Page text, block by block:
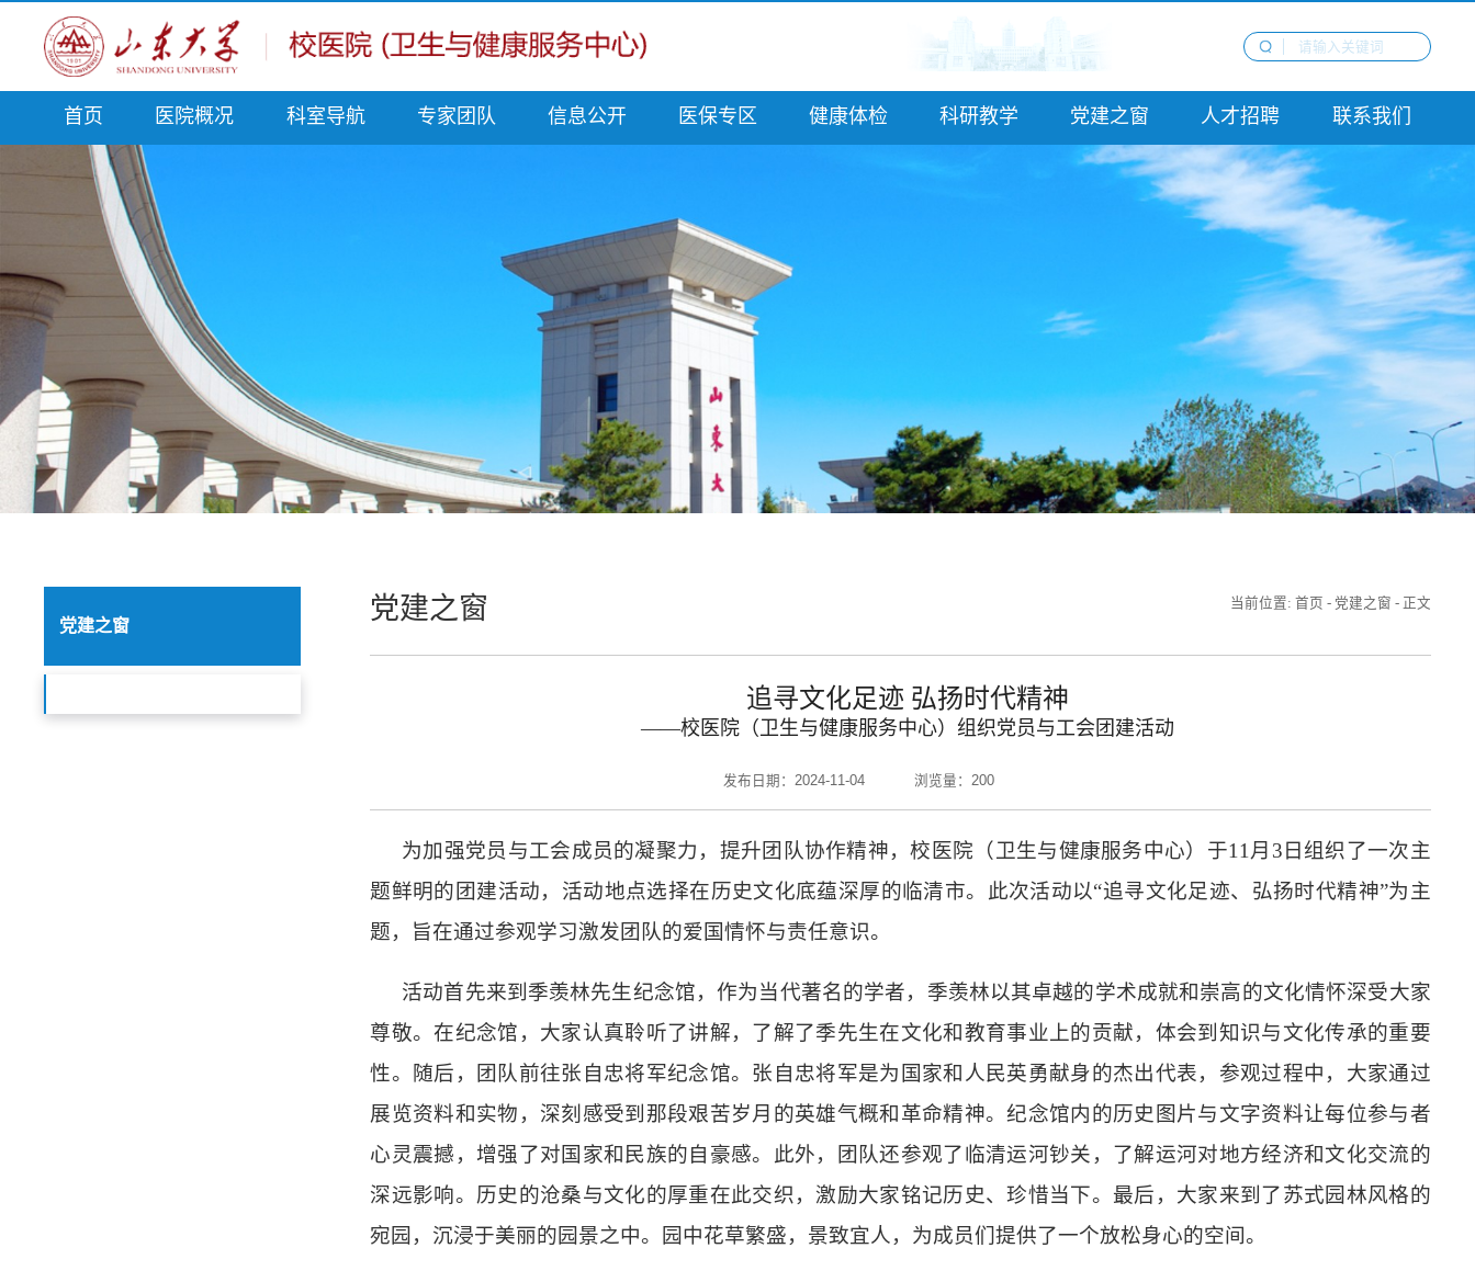
首页 医院概况 科室导航 专家团队 信息公开 医保专区 健康体检 科研教学 党建之窗 人才招聘 联系我们
党建之窗
党建之窗 当前位置: 首页 - 党建之窗 - 正文
追寻文化足迹 弘扬时代精神
——校医院（卫生与健康服务中心）组织党员与工会团建活动
发布日期：2024-11-04 浏览量： 200
为加强党员与工会成员的凝聚力，提升团队协作精神，校医院（卫生与健康服务中心）于11月3日组织了一次主
题鲜明的团建活动，活动地点选择在历史文化底蕴深厚的临清市。此次活动以“追寻文化足迹、弘扬时代精神”为主
题，旨在通过参观学习激发团队的爱国情怀与责任意识。
活动首先来到季羡林先生纪念馆，作为当代著名的学者，季羡林以其卓越的学术成就和崇高的文化情怀深受大家
尊敬。在纪念馆，大家认真聆听了讲解，了解了季先生在文化和教育事业上的贡献，体会到知识与文化传承的重要
性。随后，团队前往张自忠将军纪念馆。张自忠将军是为国家和人民英勇献身的杰出代表，参观过程中，大家通过
展览资料和实物，深刻感受到那段艰苦岁月的英雄气概和革命精神。纪念馆内的历史图片与文字资料让每位参与者
心灵震撼，增强了对国家和民族的自豪感。此外，团队还参观了临清运河钞关，了解运河对地方经济和文化交流的
深远影响。历史的沧桑与文化的厚重在此交织，激励大家铭记历史、珍惜当下。 最后，大家来到了苏式园林风格的
宛园，沉浸于美丽的园景之中。园中花草繁盛，景致宜人，为成员们提供了一个放松身心的空间。